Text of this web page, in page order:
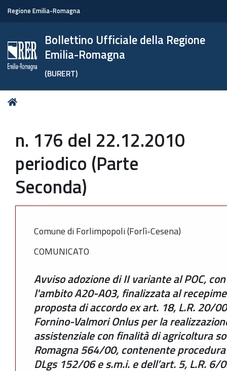
Regione Emilia-Romagna
Bollettino Ufficiale della Regione
Emilia-Romagna
(BURERT)
Tu
n. 176 del 22.12.2010
periodico (Parte
Seconda)
Comune di Forlimpopoli (Forlì-Cesena)
COMUNICATO
Avviso adozione di II variante al POC,
l'ambito A20-A03, finalizzata al
proposta di accordo ex art. 18, L.R. 20/
Fornino-Valmori Onlus per la
assistenziale con finalità di agricoltura
Romagna 564/00, contenente
DLgs 152/06 e s.m.i. e dell’art. 5, L.R. 6/